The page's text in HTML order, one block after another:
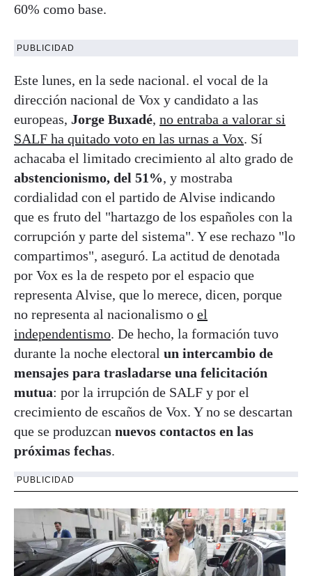
60% como base.
PUBLICIDAD
Este lunes, en la sede nacional. el vocal de la
dirección nacional de Vox y candidato a las
europeas, Jorge Buxadé, no entraba a valorar si
SALF ha quitado voto en las urnas a Vox. Sí
achacaba el limitado crecimiento al alto grado de
abstencionismo, del 51%, y mostraba
cordialidad con el partido de Alvise indicando
que es fruto del "hartazgo de los españoles con la
corrupción y parte del sistema". Y ese rechazo "lo
compartimos", aseguró. La actitud de denotada
por Vox es la de respeto por el espacio que
representa Alvise, que lo merece, dicen, porque
no representa al nacionalismo o el
independentismo. De hecho, la formación tuvo
durante la noche electoral un intercambio de
mensajes para trasladarse una felicitación
mutua: por la irrupción de SALF y por el
crecimiento de escaños de Vox. Y no se descartan
que se produzcan nuevos contactos en las
próximas fechas.
PUBLICIDAD